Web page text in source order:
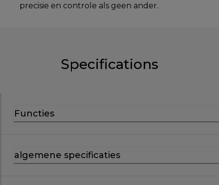
precisie en controle als geen ander.
Specifications
Functies
algemene specificaties